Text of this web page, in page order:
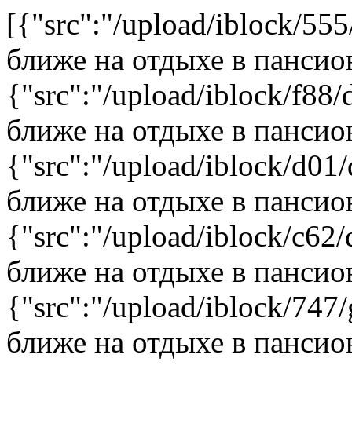
[{"src":"/upload/iblock/
ближе на отдыхе в
{"src":"/upload/iblock/f88/
ближе на отдыхе в
{"src":"/upload/iblock/
ближе на отдыхе в
{"src":"/upload/iblock/
ближе на отдыхе в
{"src":"/upload/iblock/
ближе на отдыхе в